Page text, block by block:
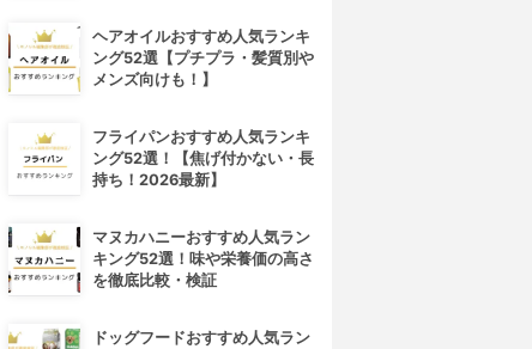
ヘアオイルおすすめ人気ランキ
ング52選【プチプラ・髪質別や
メンズ向けも！】
フライパンおすすめ人気ランキ
ング52選！【焦げ付かない・長
持ち！2026最新】
マヌカハニーおすすめ人気ラン
キング52選！味や栄養価の高さ
を徹底比較・検証
ドッグフードおすすめ人気ラン